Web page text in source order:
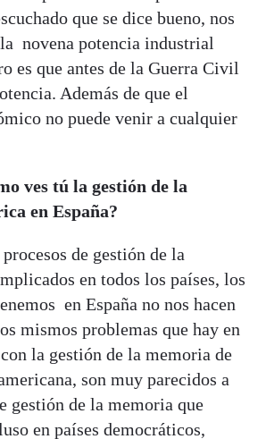
que se dice bueno, nos
novena potencia industrial
es que antes de la Guerra Civil
Además de que el
no puede venir a cualquier
ves tú la gestión de la
en España?
de gestión de la
en todos los países, los
en España no nos hacen
mismos problemas que hay en
la gestión de la memoria de
son muy parecidos a
gestión de la memoria que
en países democráticos,